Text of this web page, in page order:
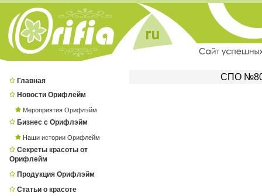
Главная
Новости Орифлейм
Мероприятия Орифлэйм
Бизнес с Орифлэйм
Наши истории Орифлейм
Секреты красоты от
Орифлейм
Продукция Орифлэйм
Статьи о красоте
СПО